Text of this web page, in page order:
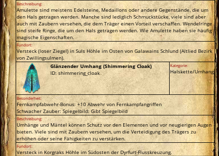
Beschreibung:
Amulette sind meistens Edelsteine, Medaillons oder andere Gegenstände, die um
den Hals getragen werden. Manche sind lediglich Schmuckstücke, viele sind aber
auch mit Zaubern versehen, die dem Träger einen Vorteil verschaffen. Wendelringe
sind steife Ringe, die um den Hals getragen werden. Wie Amulette haben sie häufig
magische Eigenschaften.
Fundort:
Versteck (loser Ziegel) in Suls Höhle im Osten von Galawains Schlund (Altlied Bezirk
von Zwillingsulmen).
Glänzender Umhang (Shimmering Cloak)
ID: shimmering_cloak
Kategorie:
Halskette/Umhang
Besonderheit:
Fernkampfabwehr-Bonus: +10 Abwehr von Fernkampfangriffen
Schwacher Zauber: Spiegelbild: Gibt Spiegelbild
Beschreibung:
Umhänge und Mäntel können Schutz vor den Elementen und vor neugierigen Augen
bieten. Viele sind mit Zaubern versehen, um die Verteidigung des Trägers zu
erhöhen oder seine Fähigkeiten zu verstärken.
Fundort:
Versteck in Korgraks Höhle im Südosten der Dyrfurt-Flusskreuzung.